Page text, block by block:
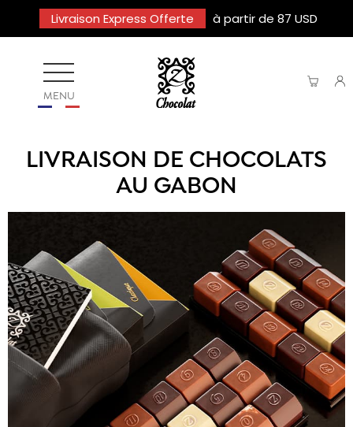
Livraison Express Offerte à partir de 87 USD
MENU
LIVRAISON DE CHOCOLATS
AU GABON